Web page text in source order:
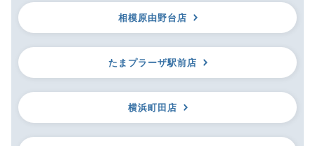
相模原由野台店
たまプラーザ駅前店
横浜町田店